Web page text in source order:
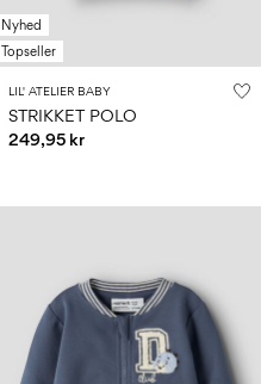
Nyhed
Topseller
LIL' ATELIER BABY
STRIKKET POLO
249,95 kr